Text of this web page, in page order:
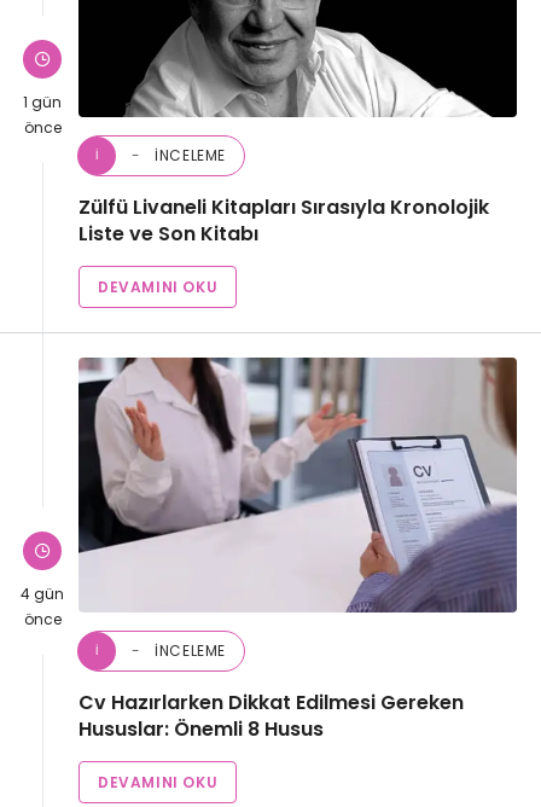
1 gün
önce
İ İNCELEME
Zülfü Livaneli Kitapları Sırasıyla Kronolojik
Liste ve Son Kitabı
DEVAMINI OKU
4 gün
önce
İ İNCELEME
Cv Hazırlarken Dikkat Edilmesi Gereken
Hususlar: Önemli 8 Husus
DEVAMINI OKU